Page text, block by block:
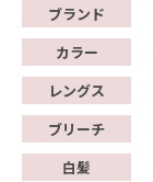
ブランド
カラー
レングス
ブリーチ
白髪